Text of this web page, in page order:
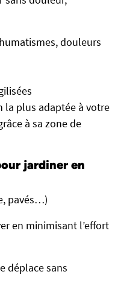
douleurs
plus adaptée à votre
à sa zone de
jardiner en
pavés…)
en minimisant l’effort
déplace sans